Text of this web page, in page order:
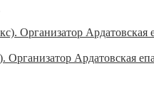
Ардатовская